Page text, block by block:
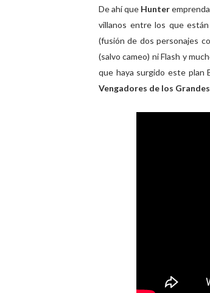
De ahí que Hunter
villanos entre los que están
(fusión de dos personajes
(salvo cameo) ni Flash y
que haya surgido este plan
Vengadores de los